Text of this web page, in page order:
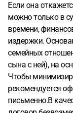
Если она
можно только в
времени,
издержки.
семейных
сына с ней), на
Чтобы
рекомендуется
письменно.В